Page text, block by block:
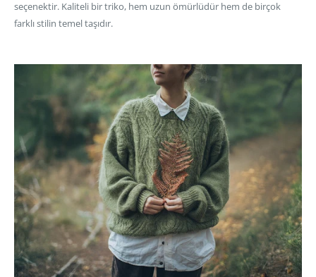
seçenektir. Kaliteli bir triko, hem uzun ömürlüdür hem de birçok
farklı stilin temel taşıdır.